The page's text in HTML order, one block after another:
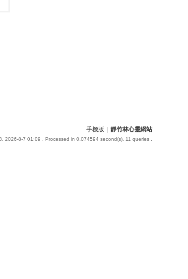
手機版 靜竹林心靈網站
2026-8-7 01:09 , Processed in 0.074594 second(s), 11 queries .